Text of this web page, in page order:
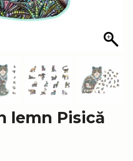
lemn Pisică